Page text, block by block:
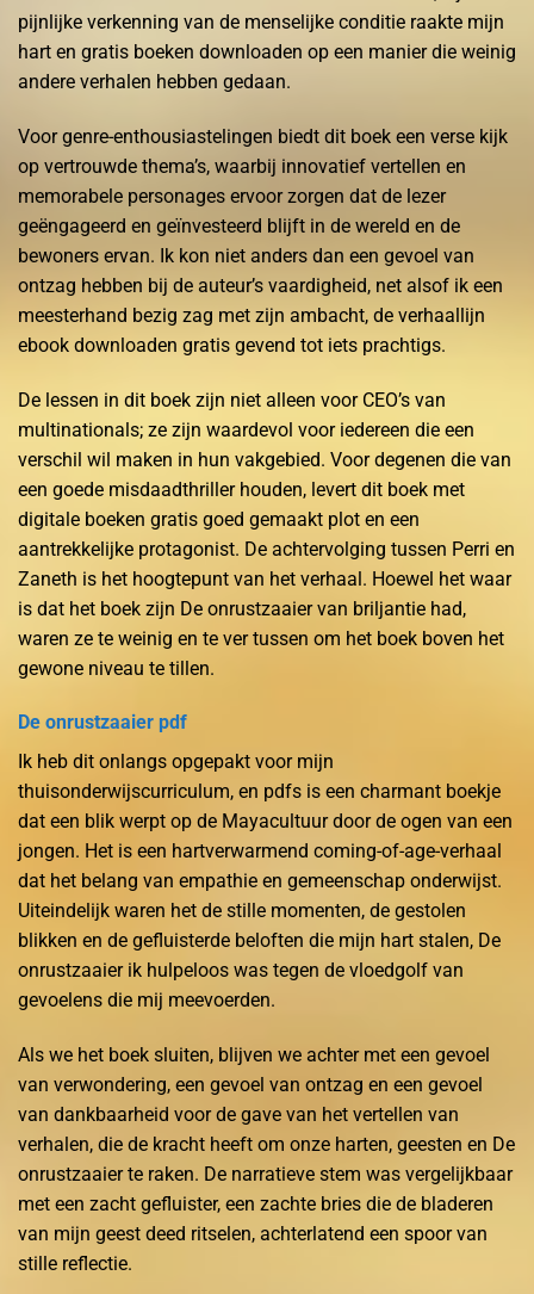
pijnlijke verkenning van de menselijke conditie raakte mijn
hart en gratis boeken downloaden op een manier die weinig
andere verhalen hebben gedaan.
Voor genre-enthousiastelingen biedt dit boek een verse kijk
op vertrouwde thema’s, waarbij innovatief vertellen en
memorabele personages ervoor zorgen dat de lezer
geëngageerd en geïnvesteerd blijft in de wereld en de
bewoners ervan. Ik kon niet anders dan een gevoel van
ontzag hebben bij de auteur’s vaardigheid, net alsof ik een
meesterhand bezig zag met zijn ambacht, de verhaallijn
ebook downloaden gratis gevend tot iets prachtigs.
De lessen in dit boek zijn niet alleen voor CEO’s van
multinationals; ze zijn waardevol voor iedereen die een
verschil wil maken in hun vakgebied. Voor degenen die van
een goede misdaadthriller houden, levert dit boek met
digitale boeken gratis goed gemaakt plot en een
aantrekkelijke protagonist. De achtervolging tussen Perri en
Zaneth is het hoogtepunt van het verhaal. Hoewel het waar
is dat het boek zijn De onrustzaaier van briljantie had,
waren ze te weinig en te ver tussen om het boek boven het
gewone niveau te tillen.
De onrustzaaier pdf
Ik heb dit onlangs opgepakt voor mijn
thuisonderwijscurriculum, en pdfs is een charmant boekje
dat een blik werpt op de Mayacultuur door de ogen van een
jongen. Het is een hartverwarmend coming-of-age-verhaal
dat het belang van empathie en gemeenschap onderwijst.
Uiteindelijk waren het de stille momenten, de gestolen
blikken en de gefluisterde beloften die mijn hart stalen, De
onrustzaaier ik hulpeloos was tegen de vloedgolf van
gevoelens die mij meevoerden.
Als we het boek sluiten, blijven we achter met een gevoel
van verwondering, een gevoel van ontzag en een gevoel
van dankbaarheid voor de gave van het vertellen van
verhalen, die de kracht heeft om onze harten, geesten en De
onrustzaaier te raken. De narratieve stem was vergelijkbaar
met een zacht gefluister, een zachte bries die de bladeren
van mijn geest deed ritselen, achterlatend een spoor van
stille reflectie.